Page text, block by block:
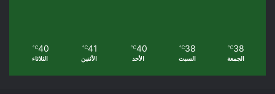
38
℃
الجمعة
38
℃
السبت
40
℃
الأحد
41
℃
الأثنين
40
℃
الثلاثاء